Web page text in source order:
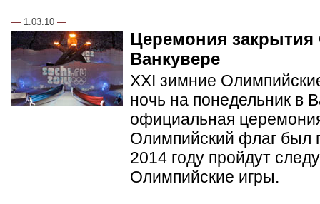
— 1.03.10 —
Церемония
Ванкувере
XXI зимние
ночь на понедельник в
официальная
Олимпийский флаг был
2014 году пройдут
Олимпийские игры.